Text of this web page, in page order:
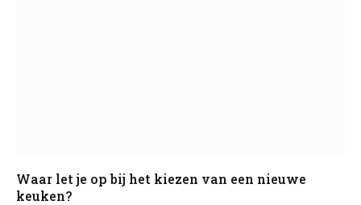
Waar let je op bij het kiezen van een nieuwe
keuken?